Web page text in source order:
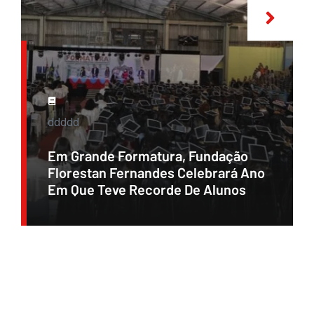
ddddd
Em Grande Formatura, Fundação
Florestan Fernandes Celebrará Ano
Em Que Teve Recorde De Alunos